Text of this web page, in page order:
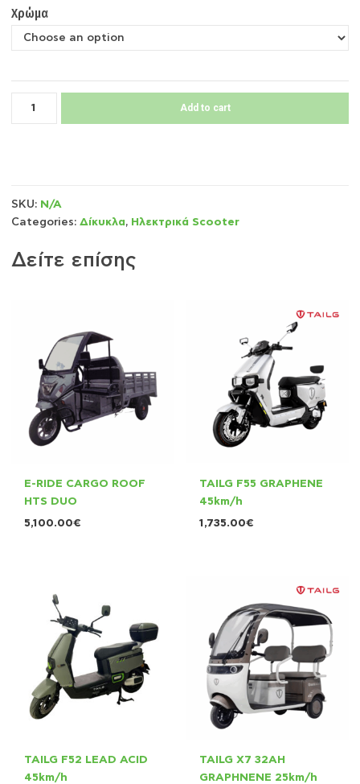
Χρώμα
Add to cart
SKU: N/A
Categories: Δίκυκλα, Ηλεκτρικά Scooter
Δείτε επίσης
E-RIDE CARGO ROOF
HTS DUO
5,100.00€
TAILG F55 GRAPHENE
45km/h
1,735.00€
TAILG F52 LEAD ACID
45km/h
TAILG X7 32AH
GRAPHNENE 25km/h